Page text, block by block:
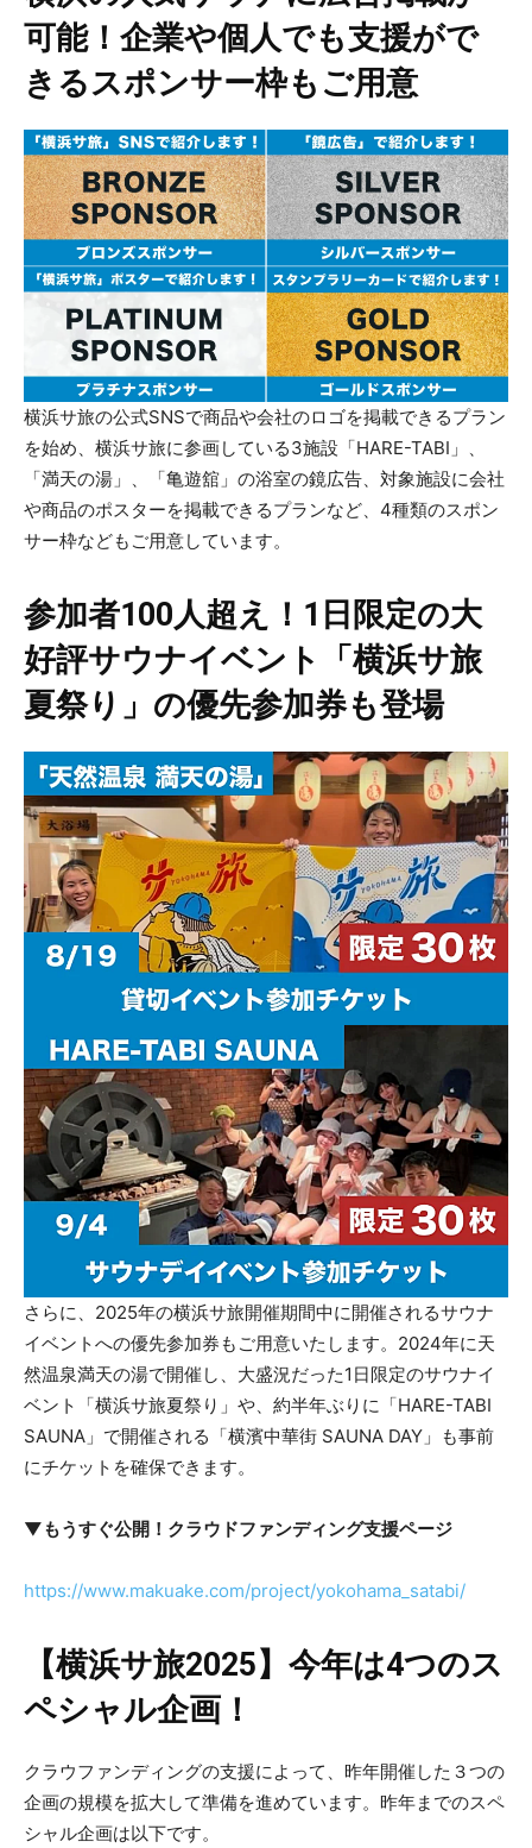
可能！企業や個人でも支援がで
きるスポンサー枠もご用意
横浜サ旅の公式SNSで商品や会社のロゴを掲載できるプラン
を始め、横浜サ旅に参画している3施設「HARE-TABI」、
「満天の湯」、「亀遊舘」の浴室の鏡広告、対象施設に会社
や商品のポスターを掲載できるプランなど、4種類のスポン
サー枠などもご用意しています。
参加者100人超え！1日限定の大
好評サウナイベント「横浜サ旅
夏祭り」の優先参加券も登場
さらに、2025年の横浜サ旅開催期間中に開催されるサウナ
イベントへの優先参加券もご用意いたします。2024年に天
然温泉満天の湯で開催し、大盛況だった1日限定のサウナイ
ベント「横浜サ旅夏祭り」や、約半年ぶりに「HARE-TABI
SAUNA」で開催される「横濱中華街 SAUNA DAY」も事前
にチケットを確保できます。
▼もうすぐ公開！クラウドファンディング支援ページ
https://www.makuake.com/project/yokohama_satabi/
【横浜サ旅2025】今年は4つのス
ペシャル企画！
クラウファンディングの支援によって、昨年開催した３つの
企画の規模を拡大して準備を進めています。昨年までのスペ
シャル企画は以下です。